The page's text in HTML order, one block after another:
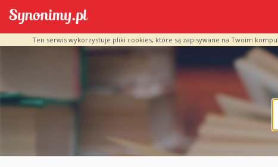
Ten serwis wykorzystuje pliki cookies, które są zapisywane na Twoim